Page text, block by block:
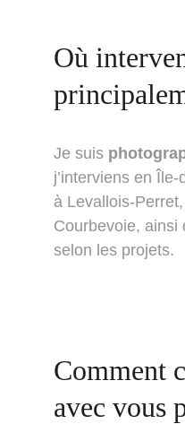
Où
Je suis
j’interviens en
à Levallois-
Courbevoie, ainsi
selon les projets.
Comment
avec vous